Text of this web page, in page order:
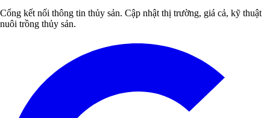
Cổng kết nối thông tin thủy sản. Cập nhật thị trường, giá cả, kỹ thuật
nuôi trồng thủy sản.